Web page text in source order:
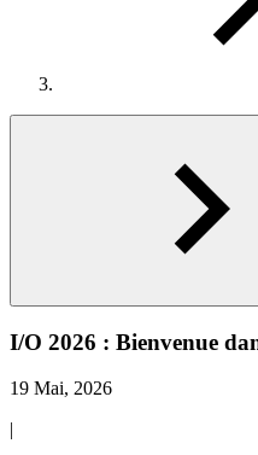
I/O 2026 : Bienvenue
19 Mai, 2026
|